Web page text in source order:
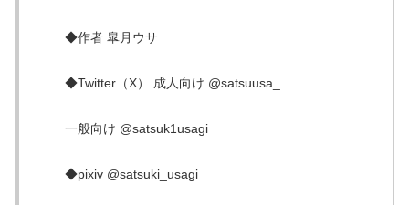
◆作者 皐月ウサ
◆Twitter（X） 成人向け @satsuusa_
一般向け @satsuk1usagi
◆pixiv @satsuki_usagi